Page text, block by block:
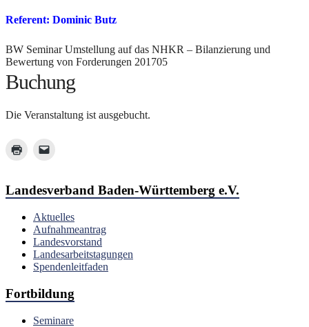
Referent: Dominic Butz
BW Seminar Umstellung auf das NHKR – Bilanzierung und
Bewertung von Forderungen 201705
Buchung
Die Veranstaltung ist ausgebucht.
Landesverband Baden-Württemberg e.V.
Aktuelles
Aufnahmeantrag
Landesvorstand
Landesarbeitstagungen
Spendenleitfaden
Fortbildung
Seminare